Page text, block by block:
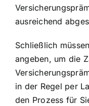
ausreichend
Schließlich
angeben, um die
in der Regel per
den Prozess für